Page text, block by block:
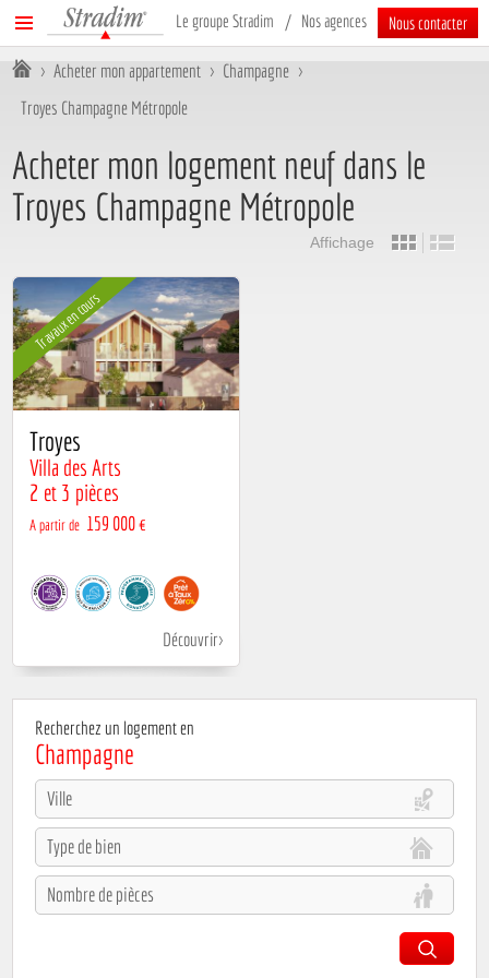
Stradim Le groupe Stradim Nos agences Nous contacter
Menu
principal
Vous êtes ici :
> Acheter mon appartement > Champagne >
Troyes Champagne Métropole
Acheter mon logement neuf dans le
Troyes Champagne Métropole
Affichage
Travaux en cours
Troyes
Villa des Arts
2 et 3 pièces
A partir de 159 000 €
Découvrir
Recherchez un logement en
Champagne